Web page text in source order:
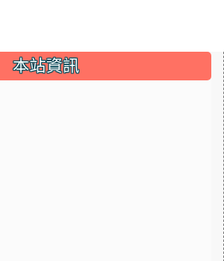
本站資訊